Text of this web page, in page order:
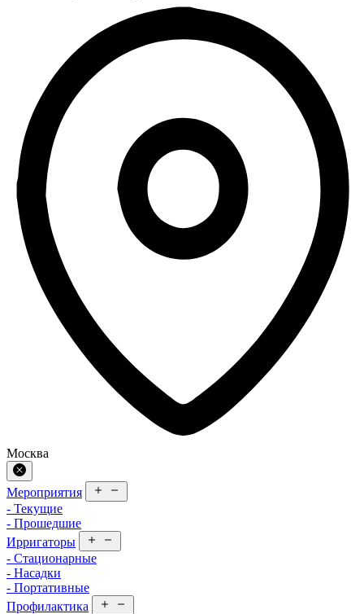
Москва
Мероприятия
- Текущие
- Прошедшие
Ирригаторы
- Стационарные
- Насадки
- Портативные
Профилактика